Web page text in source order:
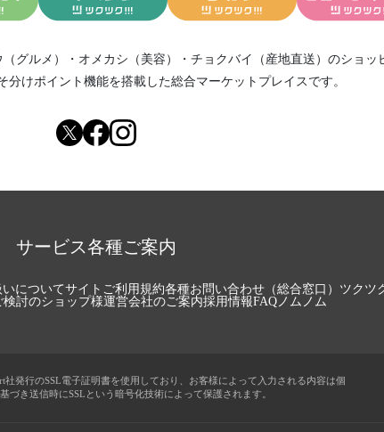
グルメ） ・ オメカシ（美容） ・ チョクバイ（産地直送） のショッ
分けポイント機能を搭載した総合マーケットプレイスです。
サービス各種ご案内
についてサイトご利用規約各種お問い合わせ（総合窓口） ツクツ
検討のショップ様運営会社のご案内採用情報FAQノムノム
社発行のSSL電子証明書を使用しており、お客様によって入力される内容は個
づき送信時にSSLという暗号化技術によって保護されます。